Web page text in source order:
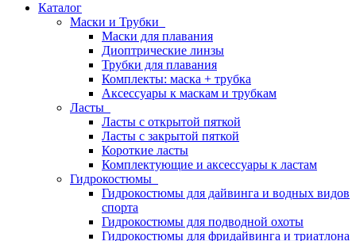
Каталог
Маски и Трубки
Маски для плавания
Диоптрические линзы
Трубки для плавания
Комплекты: маска + трубка
Аксессуары к маскам и трубкам
Ласты
Ласты с открытой пяткой
Ласты с закрытой пяткой
Короткие ласты
Комплектующие и аксессуары к ластам
Гидрокостюмы
Гидрокостюмы для дайвинга и водных видов
спорта
Гидрокостюмы для подводной охоты
Гидрокостюмы для фридайвинга и триатлона